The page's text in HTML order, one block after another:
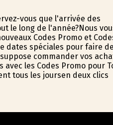
vous que l'arrivée des
le long de l'année?Nous
Codes Promo et
dates spéciales pour faire
commander vos
les Codes Promo pour
tous les joursen deux clics